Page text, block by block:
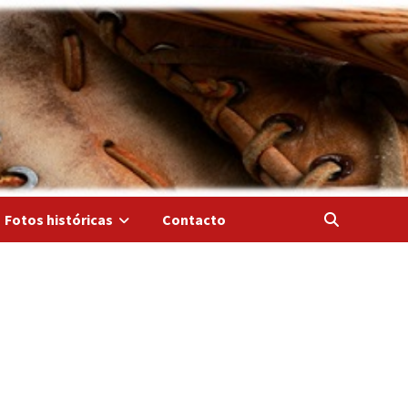
Fotos históricas Contacto